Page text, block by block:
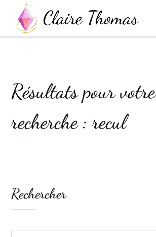
Résultats pour votre
recherche : recul
Rechercher